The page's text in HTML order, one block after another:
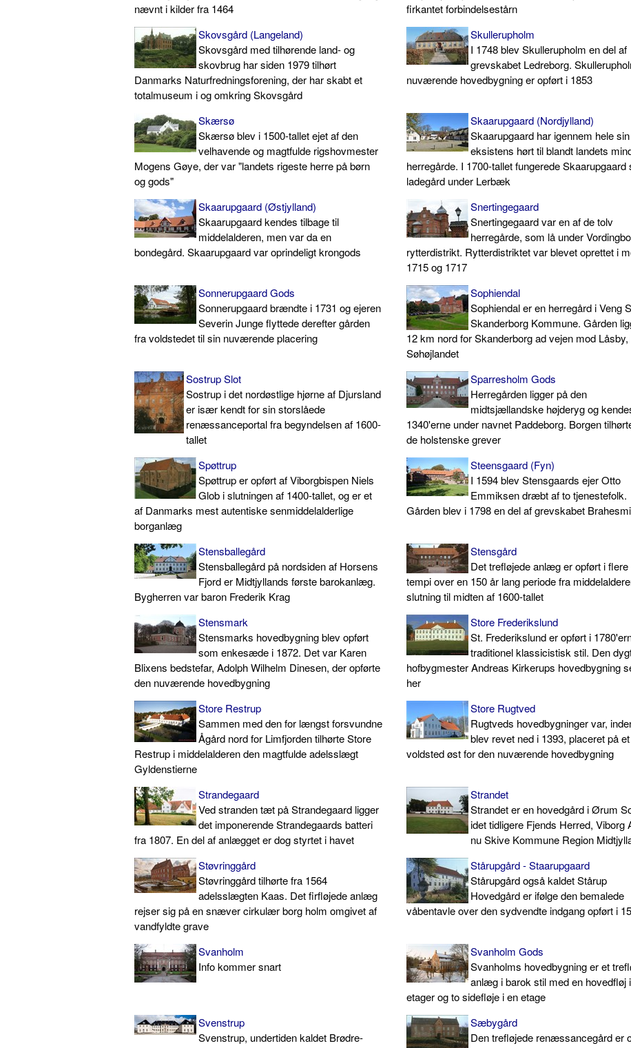
nævnt i kilder fra 1464
firkantet forbindelsestårn
Skovsgård (Langeland)
Skovsgård med tilhørende land- og
skovbrug har siden 1979 tilhørt
Danmarks Naturfredningsforening, der har skabt et
totalmuseum i og omkring Skovsgård
Skullerupholm
I 1748 blev Skullerupholm en del af
grevskabet Ledreborg.
nuværende hovedbygning er opført i 1853
Skærsø
Skærsø blev i 1500-tallet ejet af den
velhavende og magtfulde rigshovmester
Mogens Gøye, der var "landets rigeste herre på børn
og gods"
Skaarupgaard (Nordjylland)
Skaarupgaard har igennem hele sin
eksistens hørt til blandt landets
herregårde. I 1700-tallet fungerede Skaarupgaard
ladegård under Lerbæk
Skaarupgaard (Østjylland)
Skaarupgaard kendes tilbage til
middelalderen, men var da en
bondegård. Skaarupgaard var oprindeligt krongods
Snertingegaard
Snertingegaard var en af de tolv
herregårde, som lå under
rytterdistrikt. Rytterdistriktet var blevet oprettet i
1715 og 1717
Sonnerupgaard Gods
Sonnerupgaard brændte i 1731 og ejeren
Severin Junge flyttede derefter gården
fra voldstedet til sin nuværende placering
Sophiendal
Sophiendal er en herregård i Veng
Skanderborg Kommune. Gården
12 km nord for Skanderborg ad vejen mod Låsby,
Søhøjlandet
Sostrup Slot
Sostrup i det nordøstlige hjørne af Djursland
er især kendt for sin storslåede
renæssanceportal fra begyndelsen af 1600-
tallet
Sparresholm Gods
Herregården ligger på den
midtsjællandske højderyg og
1340'erne under navnet Paddeborg. Borgen
de holstenske grever
Spøttrup
Spøttrup er opført af Viborgbispen Niels
Glob i slutningen af 1400-tallet, og er et
af Danmarks mest autentiske senmiddelalderlige
borganlæg
Steensgaard (Fyn)
I 1594 blev Stensgaards ejer Otto
Emmiksen dræbt af to tjenestefolk.
Gården blev i 1798 en del af grevskabet
Stensballegård
Stensballegård på nordsiden af Horsens
Fjord er Midtjyllands første barokanlæg.
Bygherren var baron Frederik Krag
Stensgård
Det trefløjede anlæg er opført i flere
tempi over en 150 år lang periode fra
slutning til midten af 1600-tallet
Stensmark
Stensmarks hovedbygning blev opført
som enkesæde i 1872. Det var Karen
Blixens bedstefar, Adolph Wilhelm Dinesen, der opførte
den nuværende hovedbygning
Store Frederikslund
St. Frederikslund er opført i
traditionel klassicistisk stil. Den
hofbygmester Andreas Kirkerups hovedbygning
her
Store Restrup
Sammen med den for længst forsvundne
Ågård nord for Limfjorden tilhørte Store
Restrup i middelalderen den magtfulde adelsslægt
Gyldenstierne
Store Rugtved
Rugtveds hovedbygninger var,
blev revet ned i 1393, placeret på et
voldsted øst for den nuværende hovedbygning
Strandegaard
Ved stranden tæt på Strandegaard ligger
det imponerende Strandegaards batteri
fra 1807. En del af anlægget er dog styrtet i havet
Strandet
Strandet er en hovedgård i Ørum
idet tidligere Fjends Herred, Viborg
nu Skive Kommune Region
Støvringgård
Støvringgård tilhørte fra 1564
adelsslægten Kaas. Det firfløjede anlæg
rejser sig på en snæver cirkulær borg holm omgivet af
vandfyldte grave
Stårupgård - Staarupgaard
Stårupgård også kaldet Stårup
Hovedgård er ifølge den bemalede
våbentavle over den sydvendte indgang opført i
Svanholm
Info kommer snart
Svanholm Gods
Svanholms hovedbygning er et
anlæg i barok stil med en hovedfløj
etager og to sidefløje i en etage
Svenstrup
Svenstrup, undertiden kaldet Brødre-
Sæbygård
Den trefløjede renæssancegård er